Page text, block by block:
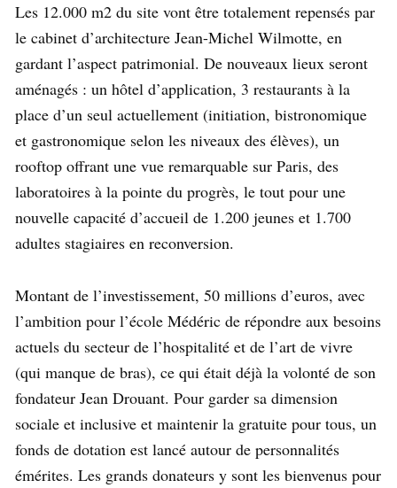
Les 12.000 m2 du site vont être totalement repensés par
le cabinet d’architecture Jean-Michel Wilmotte, en
gardant l’aspect patrimonial. De nouveaux lieux seront
aménagés : un hôtel d’application, 3 restaurants à la
place d’un seul actuellement (initiation, bistronomique
et gastronomique selon les niveaux des élèves), un
rooftop offrant une vue remarquable sur Paris, des
laboratoires à la pointe du progrès, le tout pour une
nouvelle capacité d’accueil de 1.200 jeunes et 1.700
adultes stagiaires en reconversion.
Montant de l’investissement, 50 millions d’euros, avec
l’ambition pour l’école Médéric de répondre aux besoins
actuels du secteur de l’hospitalité et de l’art de vivre
(qui manque de bras), ce qui était déjà la volonté de son
fondateur Jean Drouant. Pour garder sa dimension
sociale et inclusive et maintenir la gratuite pour tous, un
fonds de dotation est lancé autour de personnalités
émérites. Les grands donateurs y sont les bienvenus pour